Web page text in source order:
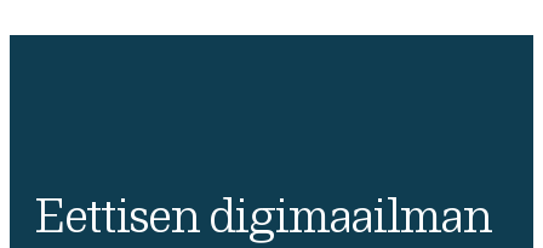
Eettisen digimaailman